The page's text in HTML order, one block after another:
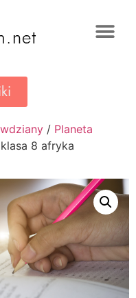
/ Planeta
8 afryka